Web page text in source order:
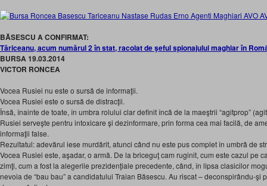
BĂSESCU A CONFIRMAT:
Tăriceanu, acum numărul 2 în stat, racolat de şeful spionajului maghiar în
BURSA 19.03.2014
VICTOR RONCEA
Vocea Rusiei nu este o sursă de informaţii.
Vocea Rusiei este o sursă de distracţii.
Însă, înainte de toate, în umbra rolului clar definit încă de la maeştrii “agitprop”
Rusiei serveşte pentru intoxicare şi dezinformare, prin forma cea mai facilă, de
informaţii false.
Rezultatul: adevărul iese murdărit, atunci când nu este pus complet în umbră de
Vocea Rusiei este, aşadar, o armă. De la briceguţ cam ruginit, cum este cazul pe
zimţi, cum a fost la alegerile prezidenţiale precedente, când, în lipsa clasicilor
nevoia de “bau bau” a candidatului Traian Băsescu. Au riscat – deconspirându-şi